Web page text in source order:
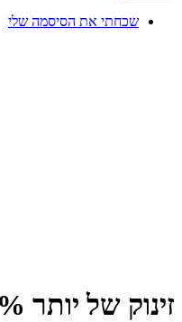
שכחתי את הסיסמה שלי